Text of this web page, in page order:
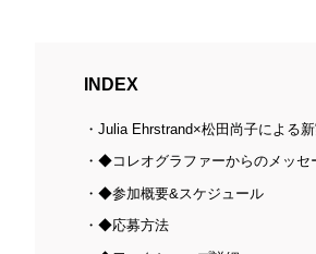
INDEX
Julia Ehrstrand×松田尚子による
◆コレオグラファーからのメッセ
◆参加概要&スケジュール
◆応募方法